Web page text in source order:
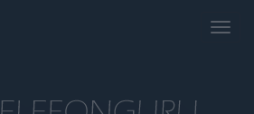
Toggle